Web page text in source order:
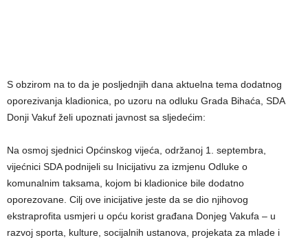
S obzirom na to da je posljednjih dana aktuelna tema dodatnog
oporezivanja kladionica, po uzoru na odluku Grada Bihaća, SDA
Donji Vakuf želi upoznati javnost sa sljedećim:
Na osmoj sjednici Općinskog vijeća, održanoj 1. septembra,
vijećnici SDA podnijeli su Inicijativu za izmjenu Odluke o
komunalnim taksama, kojom bi kladionice bile dodatno
oporezovane. Cilj ove inicijative jeste da se dio njihovog
ekstraprofita usmjeri u opću korist građana Donjeg Vakufa – u
razvoj sporta, kulture, socijalnih ustanova, projekata za mlade i